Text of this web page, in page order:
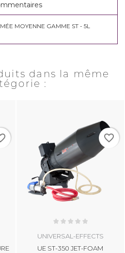
MOYENNE GAMME ST - 5L
dans la même
:
UNIVERSAL-EFFECTS
UE ST-350 JET-FOAM
favorite_border